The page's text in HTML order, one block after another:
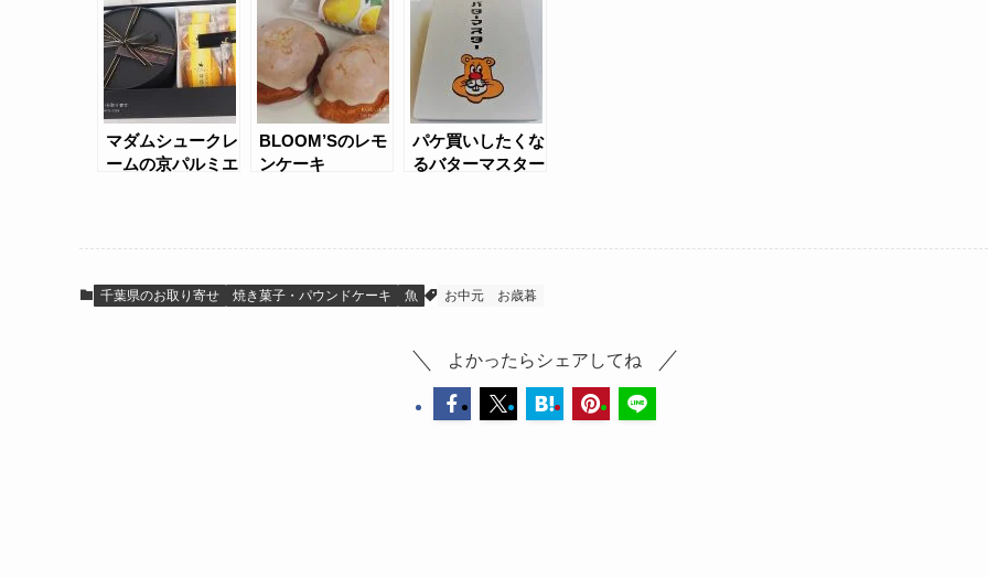
マダムシュークレ
ームの京パルミエ
BLOOM’Sのレモ
ンケーキ
パケ買いしたくな
るバターマスター
千葉県のお取り寄せ 焼き菓子・パウンドケーキ 魚 お中元 お歳暮
よかったらシェアしてね